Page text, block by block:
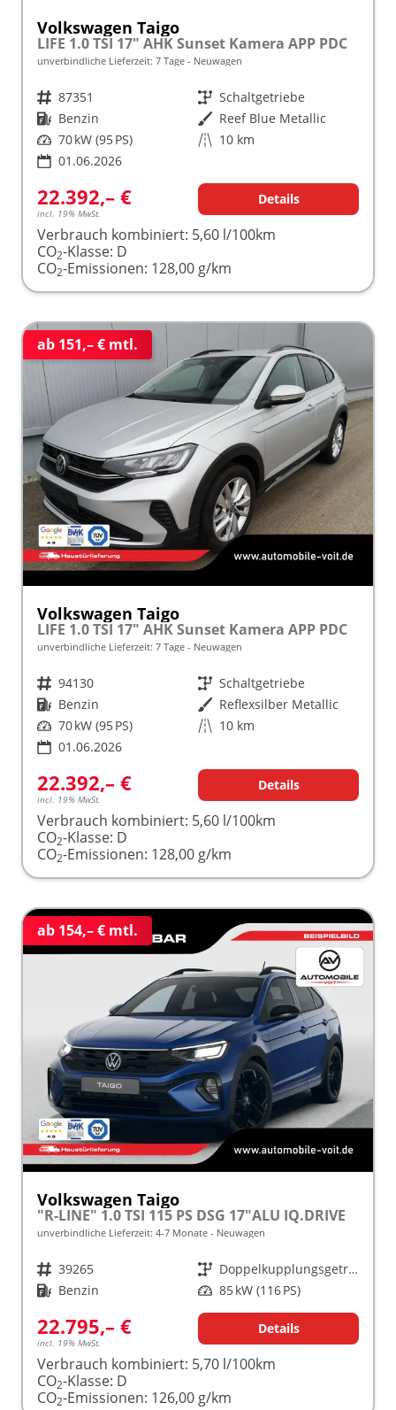
Volkswagen Taigo
LIFE 1.0 TSI 17" AHK Sunset Kamera APP PDC
unverbindliche Lieferzeit: 7 Tage Neuwagen
Fahrzeugnr. 87351 Getriebe Schaltgetriebe
Kraftstoff Benzin Außenfarbe Reef Blue Metallic
Leistung 70 kW (95 PS) Kilometerstand 10 km
01.06.2026
22.392,– €
incl. 19% MwSt.
Details
Verbrauch kombiniert: 5,60 l/100km
CO2-Klasse: D
CO2-Emissionen: 128,00 g/km
ab 151,– € mtl.
Volkswagen Taigo
LIFE 1.0 TSI 17" AHK Sunset Kamera APP PDC
unverbindliche Lieferzeit: 7 Tage Neuwagen
Fahrzeugnr. 94130 Getriebe Schaltgetriebe
Kraftstoff Benzin Außenfarbe Reflexsilber Metallic
Leistung 70 kW (95 PS) Kilometerstand 10 km
01.06.2026
22.392,– €
incl. 19% MwSt.
Details
Verbrauch kombiniert: 5,60 l/100km
CO2-Klasse: D
CO2-Emissionen: 128,00 g/km
ab 154,– € mtl.
Volkswagen Taigo
"R-LINE" 1.0 TSI 115 PS DSG 17"ALU IQ.DRIVE
unverbindliche Lieferzeit: 4-7 Monate Neuwagen
Fahrzeugnr. 39265 Getriebe
Doppelkupplungsgetriebe (DSG)
Kraftstoff Benzin Leistung 85 kW (116 PS)
22.795,– €
incl. 19% MwSt.
Details
Verbrauch kombiniert: 5,70 l/100km
CO2-Klasse: D
CO2-Emissionen: 126,00 g/km